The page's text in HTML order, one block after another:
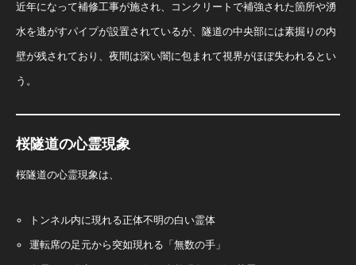
近年になって補修工事が施され、コンクリートで補強された箇所や湧
水を逃がすパイプが設置されているが、隧道の中央部には素掘りの内
壁が残されており、夜間は深い闇に包まれて視界がほぼ失われるとい
う。
桜隧道の心霊現象
桜隧道の心霊現象は、
トンネル内に現れる正体不明の白い霊体
運転席の足元から突如現れる「無数の手」